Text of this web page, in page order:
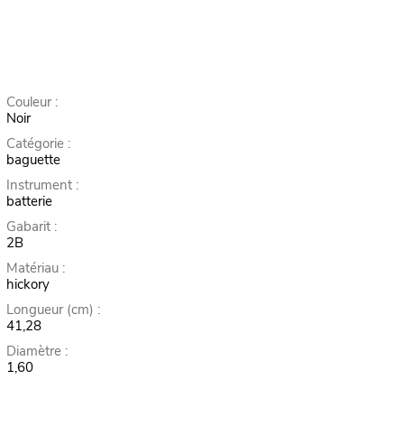
Couleur :
Noir
Catégorie :
baguette
Instrument :
batterie
Gabarit :
2B
Matériau :
hickory
Longueur (cm) :
41,28
Diamètre :
1,60